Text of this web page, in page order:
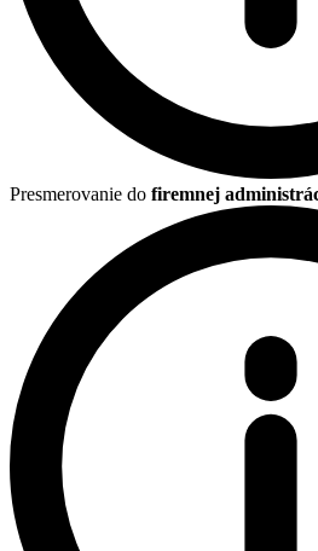
Presmerovanie do firemnej